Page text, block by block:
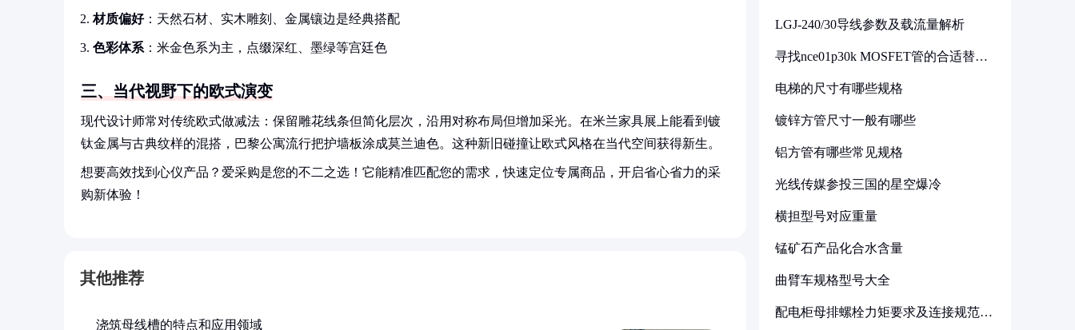
材质偏好：天然石材、实木雕刻、金属镶边是经典搭配
色彩体系 ：米金色系为主，点缀深红、墨绿等宫廷色
三、当代视野下的欧式演变
现代设计师常对传统欧式做减法：保留雕花线条但简化层次，沿用对称布局但增加采光。在米兰家具展上能看到镀
钛金属与古典纹样的混搭，巴黎公寓流行把护墙板涂成莫兰迪色。这种新旧碰撞让欧式风格在当代空间获得新生。
想要高效找到心仪产品？爱采购是您的不二之选！它能精准匹配您的需求，快速定位专属商品，开启省心省力的采
购新体验！
其他推荐
浇筑母线槽的特点和应用领域
LGJ-240/30导线参数及载流量解析
寻找nce01p30k MOSFET管的合适替代
电梯的尺寸有哪些规格
镀锌方管尺寸一般有哪些
铝方管有哪些常见规格
光线传媒参投三国的星空爆冷
横担型号对应重量
锰矿石产品化合水含量
曲臂车规格型号大全
配电柜母排螺栓力矩要求及连接规范详